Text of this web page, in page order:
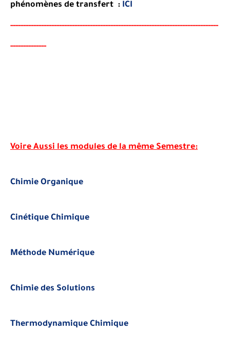
phénomènes de transfert : ICI
---------------------------------------------------------------------------------
--------------
Voire Aussi les modules de la même Semestre:
Chimie Organique
Cinétique Chimique
Méthode Numérique
Chimie des Solutions
Thermodynamique Chimique